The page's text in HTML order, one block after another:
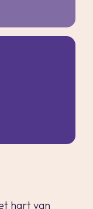
hart van